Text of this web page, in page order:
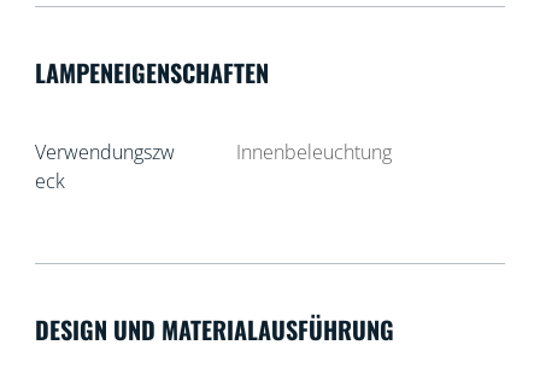
LAMPENEIGENSCHAFTEN
Verwendungszw
eck
Innenbeleuchtung
DESIGN UND MATERIALAUSFÜHRUNG